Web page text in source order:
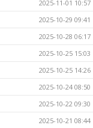
2025-11-01 10:57
2025-10-29 09:41
2025-10-28 06:17
2025-10-25 15:03
2025-10-25 14:26
2025-10-24 08:50
2025-10-22 09:30
2025-10-21 08:44